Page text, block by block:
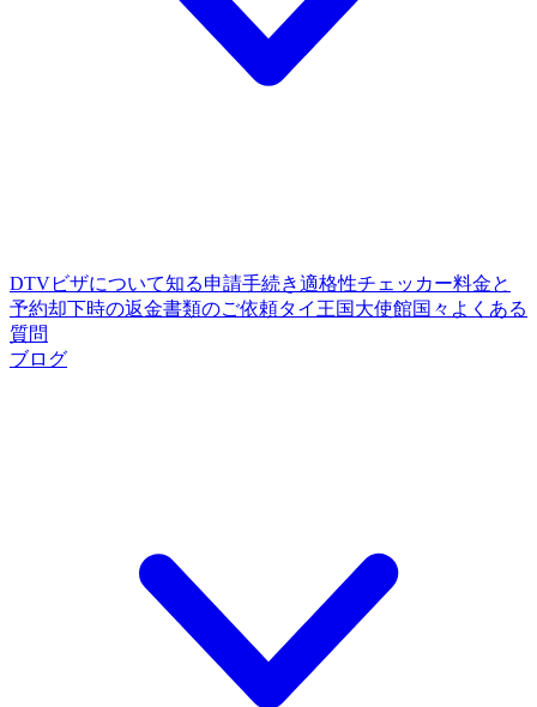
DTVビザについて知る申請手続き適格性チェッカー料金と
予約却下時の返金書類のご依頼タイ王国大使館国々 よくある
質問
ブログ